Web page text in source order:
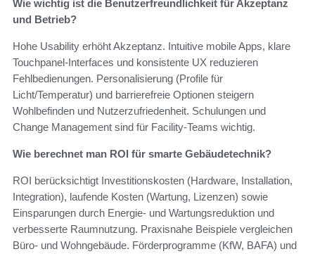
Wie wichtig ist die Benutzerfreundlichkeit für Akzeptanz
und Betrieb?
Hohe Usability erhöht Akzeptanz. Intuitive mobile Apps, klare
Touchpanel‑Interfaces und konsistente UX reduzieren
Fehlbedienungen. Personalisierung (Profile für
Licht/Temperatur) und barrierefreie Optionen steigern
Wohlbefinden und Nutzerzufriedenheit. Schulungen und
Change Management sind für Facility‑Teams wichtig.
Wie berechnet man ROI für smarte Gebäudetechnik?
ROI berücksichtigt Investitionskosten (Hardware, Installation,
Integration), laufende Kosten (Wartung, Lizenzen) sowie
Einsparungen durch Energie‑ und Wartungsreduktion und
verbesserte Raumnutzung. Praxisnahe Beispiele vergleichen
Büro‑ und Wohngebäude. Förderprogramme (KfW, BAFA) und